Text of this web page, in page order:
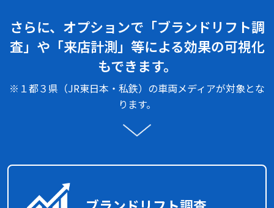
さらに、オプションで「ブランドリフト調
査」や「来店計測」等による効果の可視化
もできます。
※１都３県（JR東日本・私鉄）の車両メディアが対象とな
ります。